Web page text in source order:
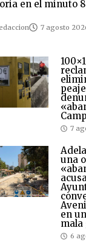
en el minuto
7 agosto
7
una
en
mala
6